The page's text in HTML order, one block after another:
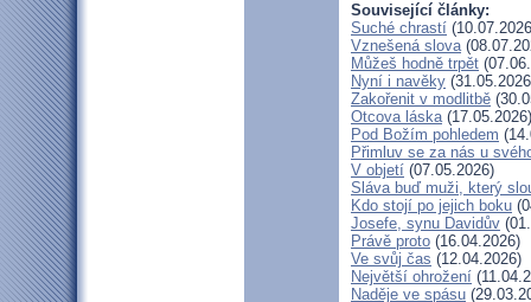
Související články:
Suché chrastí
Vznešená slova
Můžeš hodně trpět
Nyní i navěky
Zakořenit v modlitbě
Otcova láska(17.05.2026)
Pod Božím pohledem
Přimluv se za nás u
V objetí (07.05.2026)
Sláva buď muži, který
Kdo stojí po jejich boku
Josefe, synu Davidův
Právě proto (16.04.2026)
Ve svůj čas (12.04.2026)
Největší ohrožení
Naděje ve spásu